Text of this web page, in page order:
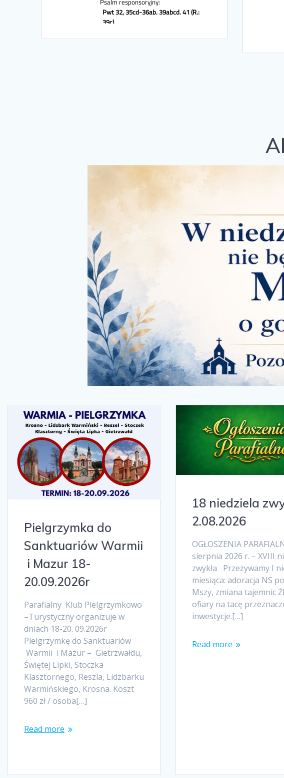
Pielgrzymka do
Sanktuariów Warmii
i Mazur 18-
20.09.2026r
Parafialny Klub Pielgrzymkowo
–Turystyczny organizuje w
dniach 18-20. 09.2026r
Pielgrzymkę do Sanktuariów
Warmii i Mazur – Gietrzwałdu,
Świętej Lipki, Stoczka
Klasztornego, Reszla, Lidzbarku
Warmińskiego, Krosna. Koszt
960 zł / osoba[…]
Read more
18 niedziela
2.08.2026
OGŁOSZENIA
sierpnia 2026 r. – XVIII
zwykła Przeżywamy I
miesiąca: adoracja NS
Mszy, zmiana tajemnic
ofiary na tacę
inwestycje.[…]
Read more